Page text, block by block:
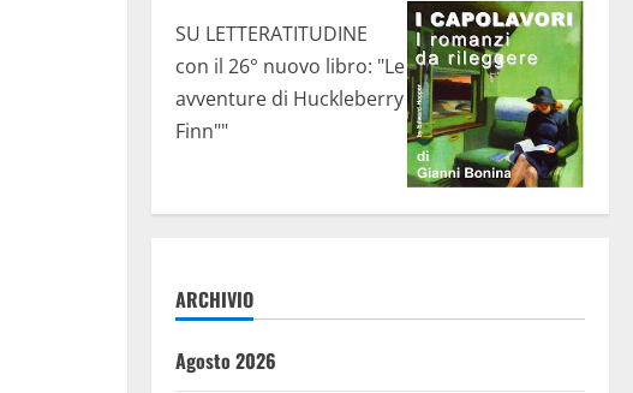
SU LETTERATITUDINE
con il 26° nuovo libro: "Le
avventure di Huckleberry
Finn""
ARCHIVIO
Agosto 2026